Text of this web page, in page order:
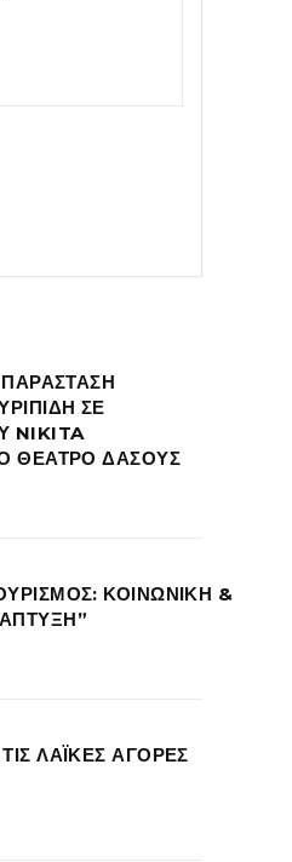
ΠΑΡΑΣΤΑΣΗ
ΣΕ
NIKITA
ΘΕΑΤΡΟ ΔΑΣΟΥΣ
ΚΟΙΝΩΝΙΚΗ &
ΛΑΪΚΕΣ ΑΓΟΡΕΣ